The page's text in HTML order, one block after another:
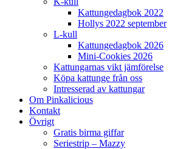
Kattungedagbok 2022
Hollys 2022 september
L-kull
Kattungedagbok 2026
Mini-Cookies 2026
Kattungarnas vikt jämförelse
Köpa kattunge från oss
Intresserad av kattungar
Om Pinkalicious
Kontakt
Övrigt
Gratis birma giffar
Seriestrip – Mazzy